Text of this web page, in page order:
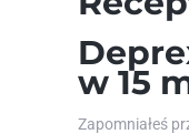
w 15
Zapomniałeś